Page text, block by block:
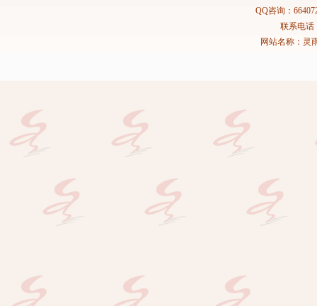
QQ咨询：
联系电话
网站名称：灵